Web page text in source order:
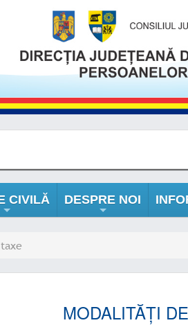
CIVILĂ DESPRE NOI
MODALITĂȚI